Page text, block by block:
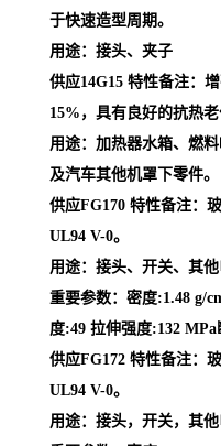
于快速造型周期。
用途：接头、夹子
供应14G15 特性备注：
15%，具有良好的抗热老
用途：加热器水箱、燃
及汽车其他机罩下零件。
供应FG170 特性备注：
UL94 V-0。
用途：接头、开关、其他
重要参数：密度:1.48 g/
度:49 拉伸强度:132
供应FG172 特性备注：
UL94 V-0。
用途：接头，开关，其他